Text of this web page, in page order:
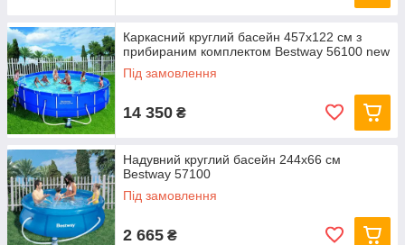
Каркасний круглий басейн 457x122 см з
прибираним комплектом Bestway 56100 new
Під замовлення
14 350 ₴
Надувний круглий басейн 244х66 см
Bestway 57100
Під замовлення
2 665 ₴